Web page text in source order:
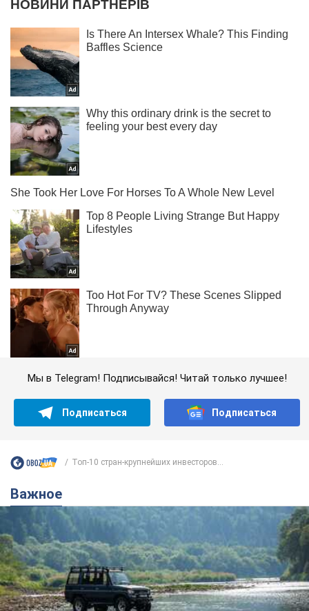
Мы в Telegram! Подписывайся! Читай только лучшее!
Подписаться Подписаться
Топ-10 стран-крупнейших инвесторов...
Важное